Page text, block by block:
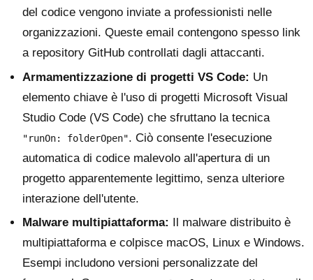
del codice vengono inviate a professionisti nelle
organizzazioni. Queste email contengono spesso link
a repository GitHub controllati dagli attaccanti.
Armamentizzazione di progetti VS Code: Un
elemento chiave è l'uso di progetti Microsoft Visual
Studio Code (VS Code) che sfruttano la tecnica
"runOn: folderOpen". Ciò consente l'esecuzione
automatica di codice malevolo all'apertura di un
progetto apparentemente legittimo, senza ulteriore
interazione dell'utente.
Malware multipiattaforma:
Il malware distribuito è
multipiattaforma e colpisce macOS, Linux e Windows.
Esempi includono versioni personalizzate del